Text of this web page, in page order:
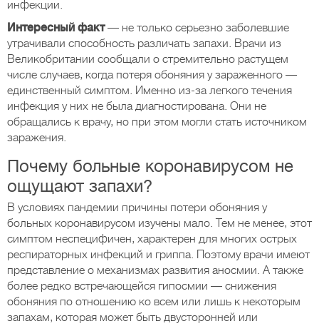
инфекции.
Интересный факт— не только серьезно заболевшие
утрачивали способность различать запахи. Врачи из
Великобритании сообщали о стремительно растущем
числе случаев, когда потеря обоняния у зараженного —
единственный симптом. Именно из-за легкого течения
инфекция у них не была диагностирована. Они не
обращались к врачу, но при этом могли стать источником
заражения.
Почему больные коронавирусом не
ощущают запахи?
В условиях пандемии причины потери обоняния у
больных коронавирусом изучены мало. Тем не менее, этот
симптом неспецифичен, характерен для многих острых
респираторных инфекций и гриппа. Поэтому врачи имеют
представление о механизмах развития аносмии. А также
более редко встречающейся гипосмии — снижения
обоняния по отношению ко всем или лишь к некоторым
запахам, которая может быть двусторонней или